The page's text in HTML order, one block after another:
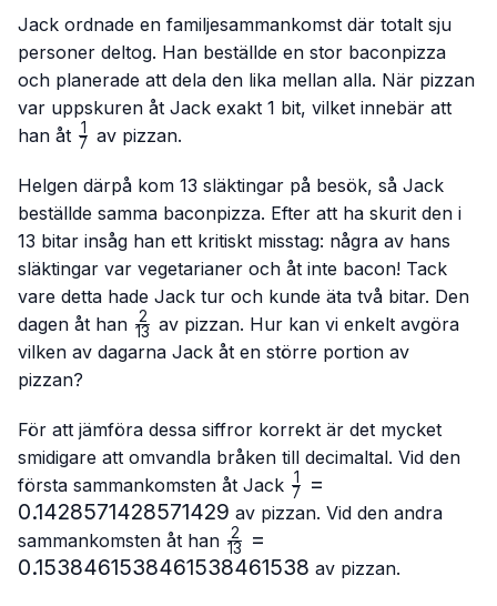
Jack ordnade en familjesammankomst där totalt sju
personer deltog. Han beställde en stor baconpizza
och planerade att dela den lika mellan alla. När pizzan
var uppskuren åt Jack exakt 1 bit, vilket innebär att
han åt \frac{1}
7
1 av pizzan.
Helgen därpå kom 13 släktingar på besök, så Jack
beställde samma baconpizza. Efter att ha skurit den i
13 bitar insåg han ett kritiskt misstag: några av hans
släktingar var vegetarianer och åt inte bacon! Tack
vare detta hade Jack tur och kunde äta två bitar. Den
dagen åt han \frac{2}
{13}
13
2
av pizzan. Hur kan vi enkelt avgöra
vilken av dagarna Jack åt en större portion av
pizzan?
För att jämföra dessa siffror korrekt är det mycket
smidigare att omvandla bråken till decimaltal. Vid den
första sammankomsten åt Jack \frac{1}
7
1
=
0.1428571428571429 av pizzan. Vid den andra
sammankomsten åt han \frac{2}
13
2
=
0.1538461538461538461538 av pizzan.